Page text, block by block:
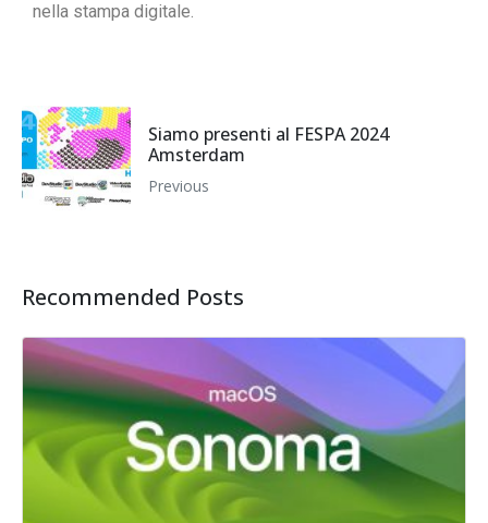
nella stampa digitale.
Siamo presenti al FESPA 2024
Amsterdam
Previous
Recommended Posts